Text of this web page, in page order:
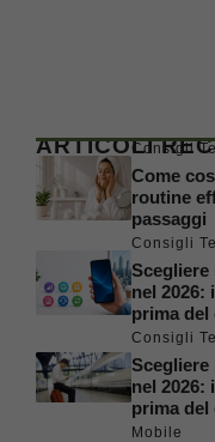
ARTICOLIConsigli
Come
routine
passaggi
Consigli
Scegliere
nel 2026:
prima del
Consigli
Scegliere
nel 2026:
prima del
Mobile